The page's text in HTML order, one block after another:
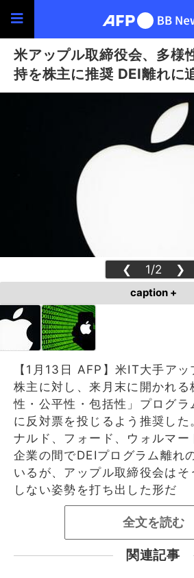
米アップル取締役会、多様
持を株主に推奨 DEI離れに
❮ 1/2 ❯
caption +
【1月13日 AFP】米IT大手ア
株主に対し、来月末に開かれる
性・公平性・包括性」プログラ
に反対票を投じるよう推奨した
ナルド、フォード、ウォルマ
企業の間でDEIプログラム離れ
いるが、アップル取締役会は
しない姿勢を打ち出した形だ
全文を読む
関連記事